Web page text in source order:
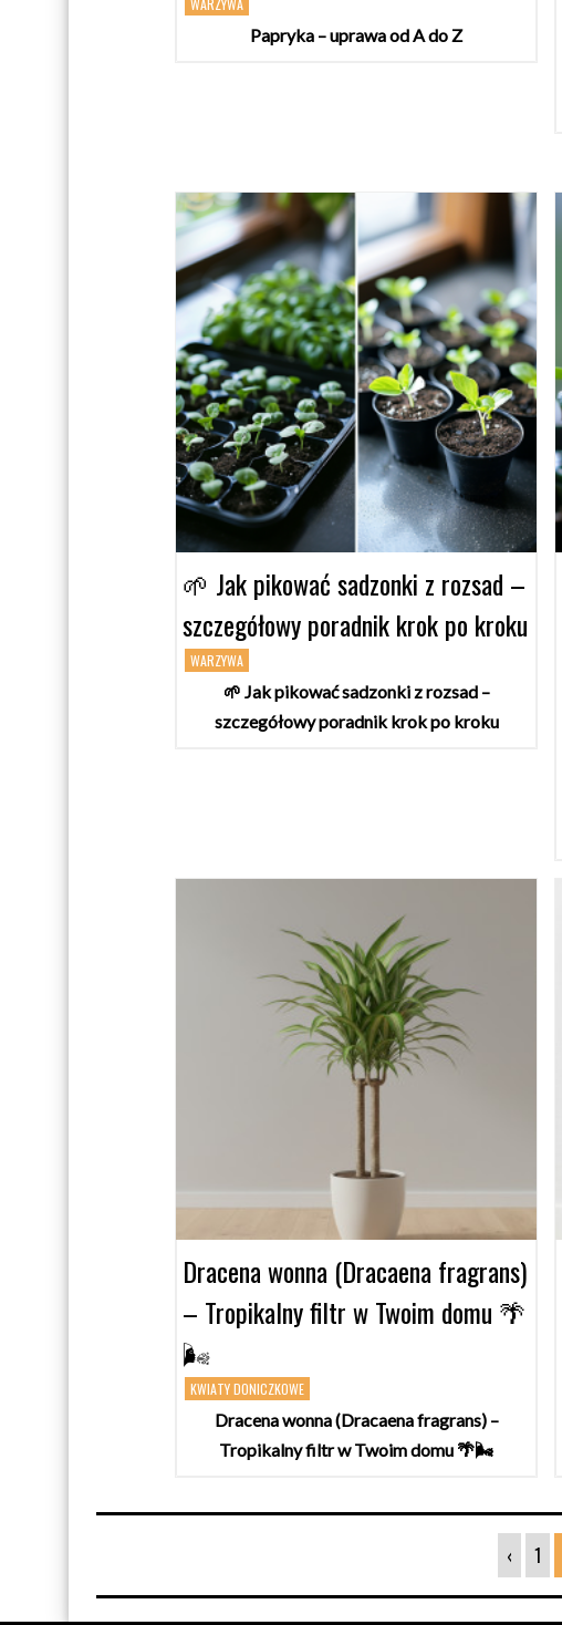
Papryka – uprawa od A do Z
🌱 Jak pikować sadzonki z rozsad –
szczegółowy poradnik krok po kroku
WARZYWA
🌱 Jak pikować sadzonki z rozsad –
szczegółowy poradnik krok po kroku
Dracena wonna (Dracaena fragrans)
– Tropikalny filtr w Twoim domu 🌴
🌬️
KWIATY DONICZKOWE
Dracena wonna (Dracaena fragrans) –
Tropikalny filtr w Twoim domu 🌴🌬️
‹ 1